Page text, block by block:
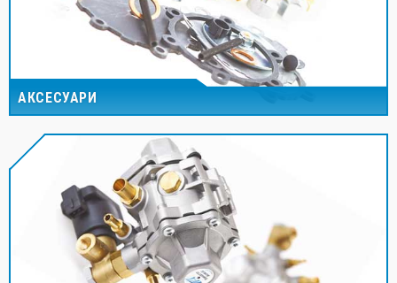
АКСЕСУАРИ